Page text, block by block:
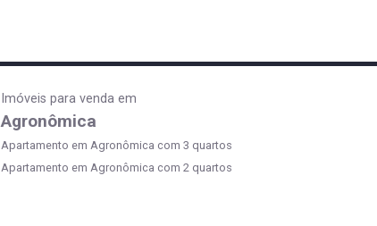
Imóveis para venda em
Agronômica
Apartamento em Agronômica com 3 quartos
Apartamento em Agronômica com 2 quartos